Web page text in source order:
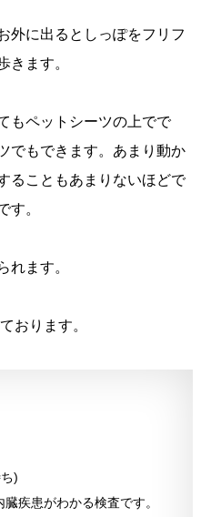
外に出るとしっぽをフリフ
きます。
もペットシーツの上でで
でもできます。あまり動か
ることもあまりないほどで
す。
れます。
おります。
)
疾患がわかる検査です。